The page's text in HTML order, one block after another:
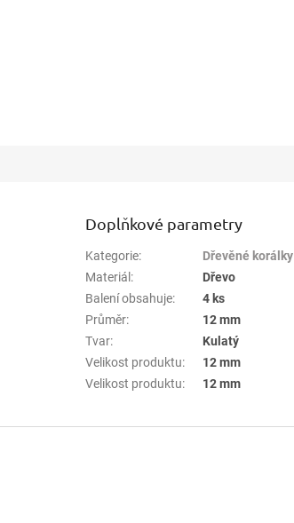
Doplňkové parametry
Kategorie:
Dřevěné korálky
Materiál :
Dřevo
Balení obsahuje:
4 ks
Průměr:
12 mm
Tvar:
Kulatý
Velikost produktu:
12 mm
Velikost produktu: 12 mm